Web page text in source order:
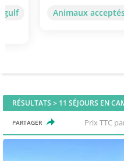
Animaux
RÉSULTATS > 11 SÉJOURS EN
PARTAGER Prix TTC